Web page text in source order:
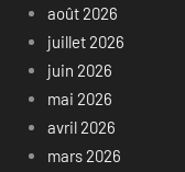
août 2026
juillet 2026
juin 2026
mai 2026
avril 2026
mars 2026